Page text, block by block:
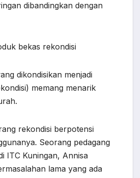
dibandingkan dengan
bekas rekondisi
dikondisikan menjadi
memang menarik
rekondisi berpotensi
Seorang pedagang
ITC Kuningan, Annisa
lama yang ada